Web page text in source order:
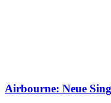
Airbourne: Neue